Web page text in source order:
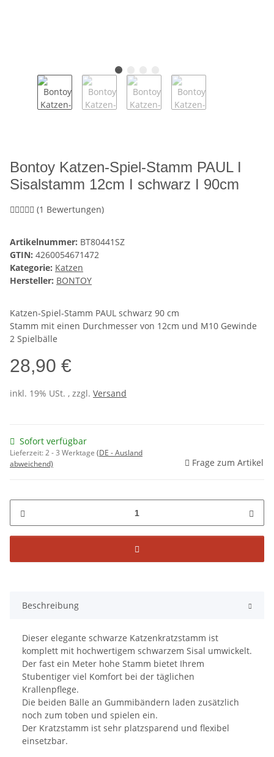
Bontoy Katzen-Spiel-Stamm PAUL I
Sisalstamm 12cm I schwarz I 90cm
(1 Bewertungen)
Artikelnummer: BT80441SZ
GTIN: 4260054671472
Kategorie: Katzen
Hersteller: BONTOY
Katzen-Spiel-Stamm PAUL schwarz 90 cm
Stamm mit einen Durchmesser von 12cm und M10 Gewinde
2 Spielbälle
28,90 €
inkl. 19% USt. , zzgl. Versand
Sofort verfügbar
Lieferzeit:2 - 3 Werktage (DE - Ausland
abweichend)
Frage zum Artikel
Beschreibung
Dieser elegante schwarze Katzenkratzstamm ist
komplett mit hochwertigem schwarzem Sisal umwickelt.
Der fast ein Meter hohe Stamm bietet Ihrem
Stubentiger viel Komfort bei der täglichen
Krallenpflege.
Die beiden Bälle an Gummibändern laden zusätzlich
noch zum toben und spielen ein.
Der Kratzstamm ist sehr platzsparend und flexibel
einsetzbar.